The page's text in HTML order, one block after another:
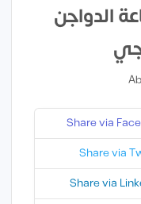
الدواجن
Share via
Share via
Share via